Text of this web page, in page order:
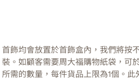
首飾均會放置於首飾盒內，我們將按
裝。如顧客需要周大福購物紙袋，可
所需的數量，每件貨品上限為1個。